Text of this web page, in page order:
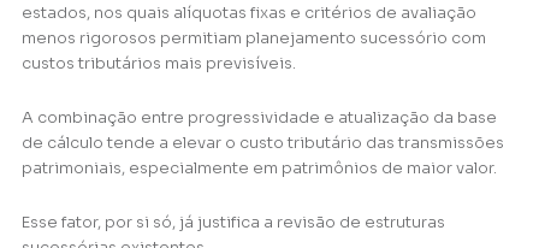
estados, nos quais alíquotas fixas e critérios de avaliação
menos rigorosos permitiam planejamento sucessório com
custos tributários mais previsíveis.
A combinação entre progressividade e atualização da base
de cálculo tende a elevar o custo tributário das transmissões
patrimoniais, especialmente em patrimônios de maior valor.
Esse fator, por si só, já justifica a revisão de estruturas